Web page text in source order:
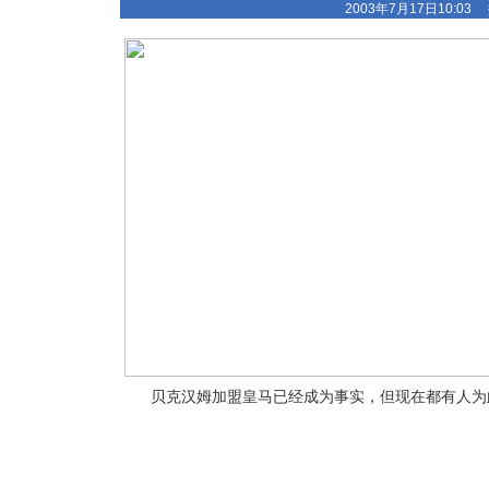
2003年7月17日10:03
贝克汉姆加盟皇马已经成为事实，但现在都有人为